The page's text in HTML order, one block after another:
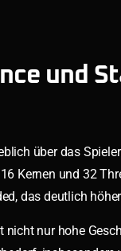
und
über das
Kernen und 32
das deutlich
nur hohe